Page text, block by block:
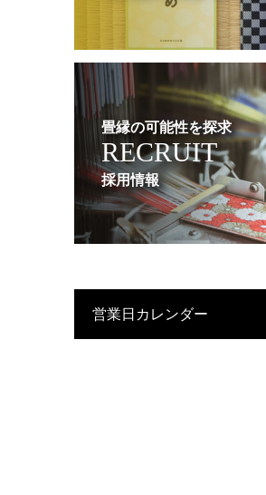
畳縁の可能性を探求
RECRUIT
採用情報
営業日カレンダー